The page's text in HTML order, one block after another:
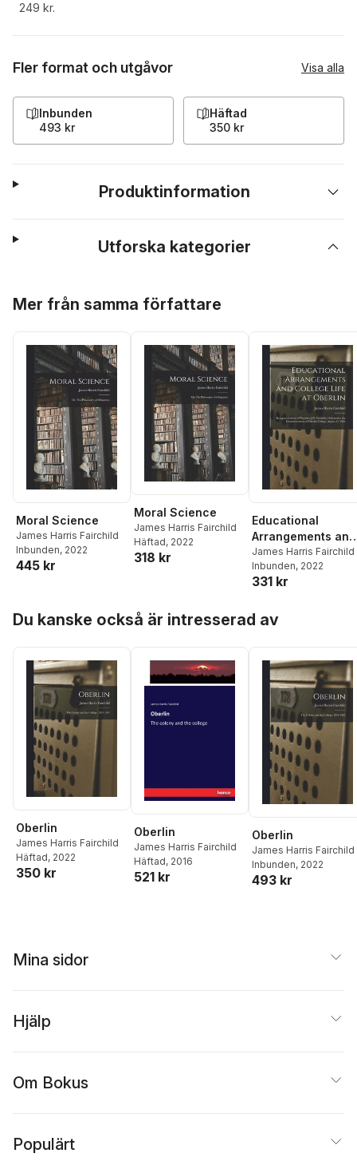
249 kr.
Fler format och utgåvor Visa alla
Inbunden
493 kr
Häftad
350 kr
Produktinformation
Utforska kategorier
Mer från samma författare
Moral Science
James Harris Fairchild
Inbunden, 2022
445 kr
Moral Science
James Harris Fairchild
Häftad, 2022
318 kr
Educational
Arrangements and
College Life at
Oberlin
James Harris Fairchild
Inbunden, 2022
331 kr
Du kanske också är intresserad av
Oberlin
James Harris Fairchild
Häftad, 2022
350 kr
Oberlin
James Harris Fairchild
Häftad, 2016
521 kr
Oberlin
James Harris Fairchild
Inbunden, 2022
493 kr
Mina sidor
Hjälp
Om Bokus
Populärt